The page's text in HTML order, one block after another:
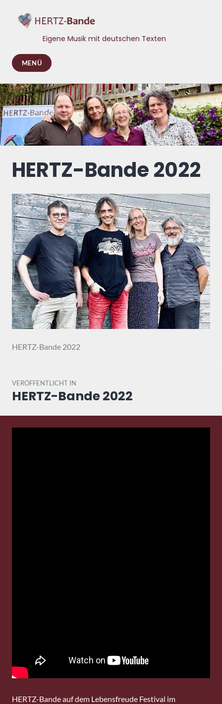
Inhalt
springen
Eigene Musik mit deutschen Texten
MENÜ
HERTZ-Bande 2022
HERTZ-Bande 2022
VERÖFFENTLICHT IN
HERTZ-Bande 2022
HERTZ-Bande auf dem Lebensfreude Festival im